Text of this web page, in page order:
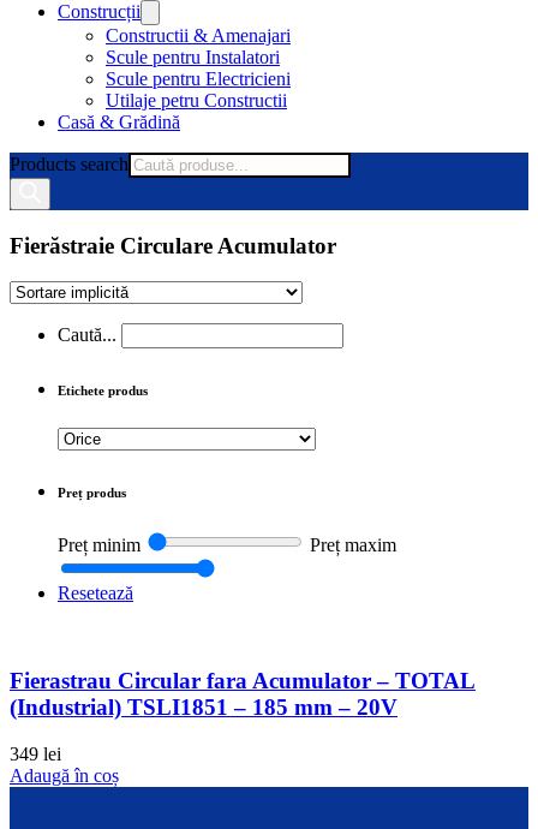
Construcții
Constructii & Amenajari
Scule pentru Instalatori
Scule pentru Electricieni
Utilaje petru Constructii
Casă & Grădină
Products search
Fierăstraie Circulare Acumulator
Caută...
Etichete produs
Preț produs
Preț minim Preț maxim
Resetează
Fierastrau Circular fara Acumulator – TOTAL
(Industrial) TSLI1851 – 185 mm – 20V
349 lei
Adaugă în coș